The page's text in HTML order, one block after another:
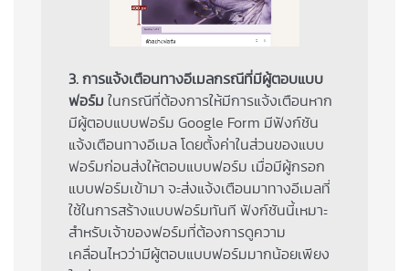
3. การแจ้งเตือนทางอีเมลกรณีที่มีผู้ตอบแบบ
ฟอร์ม ในกรณีที่ต้องการให้มีการแจ้งเตือนหาก
มีผู้ตอบแบบฟอร์ม Google Form มีฟังก์ชัน
แจ้งเตือนทางอีเมล โดยตั้งค่าในส่วนของแบบ
ฟอร์มก่อนส่งให้ตอบแบบฟอร์ม เมื่อมีผู้กรอก
แบบฟอร์มเข้ามา จะส่งแจ้งเตือนมาทางอีเมลที่
ใช้ในการสร้างแบบฟอร์มทันที ฟังก์ชันนี้เหมาะ
สำหรับเจ้าของฟอร์มที่ต้องการดูความ
เคลื่อนไหวว่ามีผู้ตอบแบบฟอร์มมากน้อยเพียง